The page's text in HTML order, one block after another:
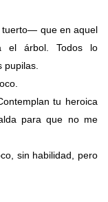
tuerto— que en aquel
el árbol. Todos lo
tu heroica
para que no me
sin habilidad, pero